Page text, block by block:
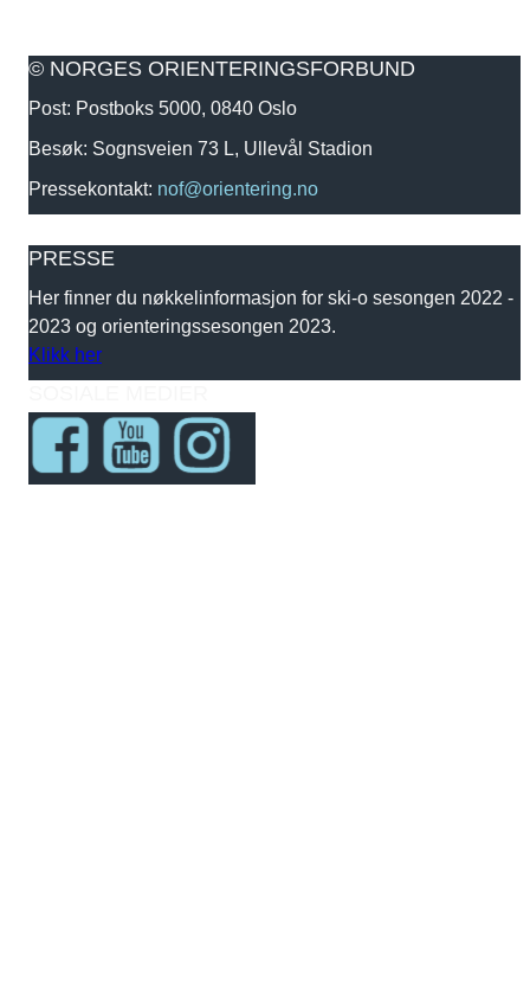
© NORGES ORIENTERINGSFORBUND
Post: Postboks 5000, 0840 Oslo
Besøk: Sognsveien 73 L, Ullevål Stadion
Pressekontakt: nof@orientering.no
PRESSE
Her finner du nøkkelinformasjon for ski-o sesongen 2022 -
2023 og orienteringssesongen 2023.
Klikk her